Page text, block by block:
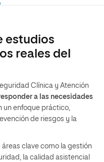
estudios
reales del
Clínica y Atención
a las necesidades
un enfoque práctico,
de riesgos y la
clave como la gestión
la calidad asistencial